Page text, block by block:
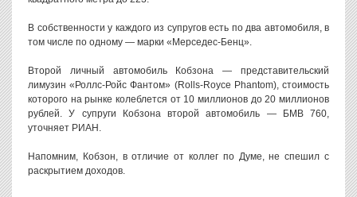
В собственности у каждого из супругов есть по два автомобиля, в
том числе по одному — марки «Мерседес-Бенц».
Второй личный автомобиль Кобзона — представительский
лимузин «Роллс-Ройс Фантом» (Rolls-Royce Phantom), стоимость
которого на рынке колеблется от 10 миллионов до 20 миллионов
рублей. У супруги Кобзона второй автомобиль — БМВ 760,
уточняет РИАН.
Напомним, Кобзон, в отличие от коллег по Думе, не спешил с
раскрытием доходов.